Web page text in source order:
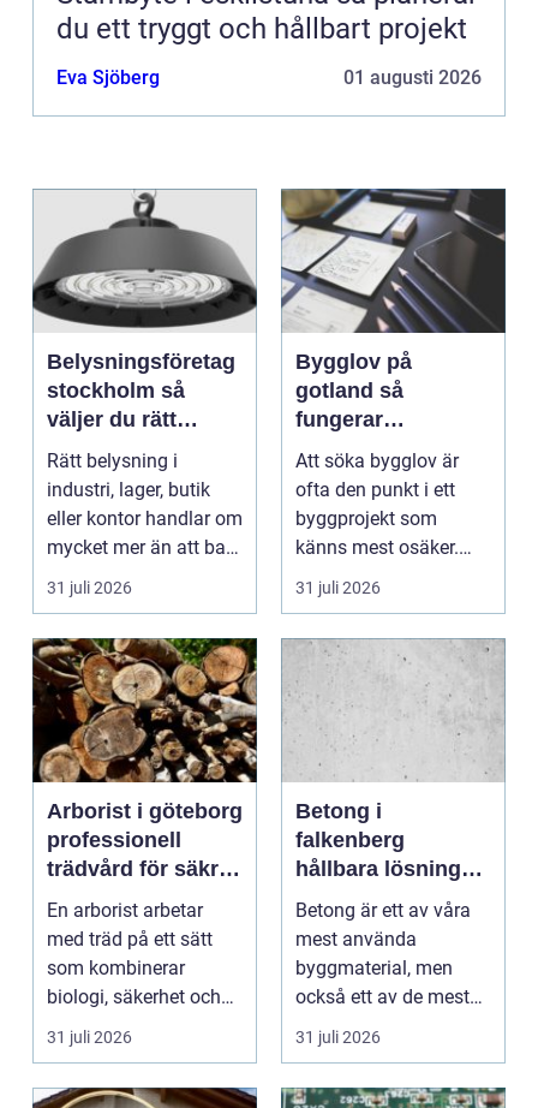
du ett tryggt och hållbart projekt
Eva Sjöberg 01 augusti 2026
Belysningsföretag
stockholm så
väljer du rätt
partner för
professionell
ljussättning
Rätt belysning i
industri, lager, butik
eller kontor handlar om
mycket mer än att bara
få det ljust....
31 juli 2026
Bygglov på
gotland så
fungerar
processen från idé
till godkänt beslut
Att söka bygglov är
ofta den punkt i ett
byggprojekt som
känns mest osäker.
Frågorna hopar sig:
vilk...
31 juli 2026
Arborist i göteborg
professionell
trädvård för säkra
och friska träd
En arborist arbetar
med träd på ett sätt
som kombinerar
biologi, säkerhet och
hantverk. I en stad so...
31 juli 2026
Betong i
falkenberg
hållbara lösningar
för grund, golv
och utemiljö
Betong är ett av våra
mest använda
byggmaterial, men
också ett av de mest
missförstådda. Många
tänke...
31 juli 2026